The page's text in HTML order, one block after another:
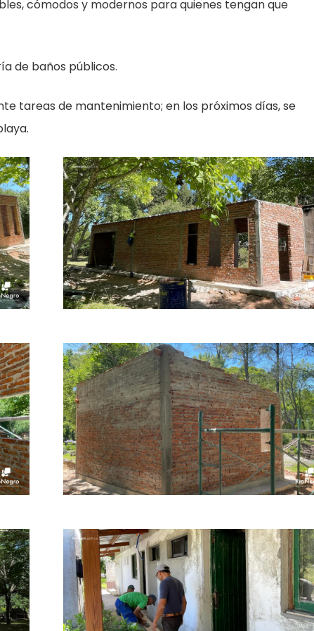
cómodos y modernos para quienes tengan que
de baños públicos.
tareas de mantenimiento; en los próximos días, se